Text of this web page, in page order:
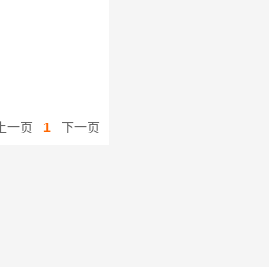
上一页 1 下一页